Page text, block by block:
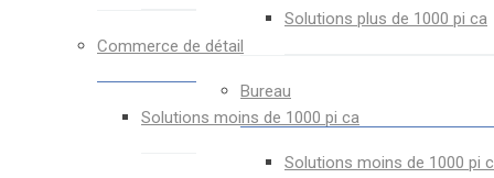
Commerce de détail
Solutions moins de 1000 pi ca
Solutions plus de 1000 pi ca
Bureau
Solutions moins de 1000 pi